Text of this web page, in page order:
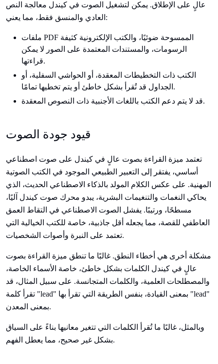
عالٍ على الإطلاق. يمكن لتشغيل الصوت في كيندل معالجة النص
العادي والمنسق فقط، مما يعني:
ملفات PDF الممسوحة ضوئيًا، والكتب الإلكترونية كثيفة
الرسومات، والمستندات المعتمدة على الصور لا يمكن
قراءتها.
الكتب ذات التخطيطات المعقدة، أو الحواشي السفلية، أو
الجداول قد تُقرأ بشكل خاطئ أو يتم تخطيها تمامًا.
قد لا يتم دعم الكتب باللغات الأجنبية ذات النصوص المعقدة.
قيود جودة الصوت
تعتمد ميزة القراءة بصوت عالٍ في كيندل على صوت اصطناعي
أساسي، يفتقر إلى التعبير الطبيعي الموجود في الكتب الصوتية
المهنية. على عكس الكلام المولد بالذكاء الاصطناعي الحديث، الذي
يحاكي النغمات والتنغيمات البشرية، يبدو محرك صوت كيندل آليًا،
مسطحًا، ورتيبًا. يفشل الصوت الاصطناعي في التقاط العمق
العاطفي للقصة، مما يجعله أقل جاذبية، خاصة للكتب الخيالية التي
تعتمد على النبرة وأصوات الشخصيات.
مشكلة أخرى هي أخطاء النطق. غالبًا ما تنطق ميزة القراءة بصوت
عالٍ في كيندل الكلمات بشكل خاطئ، خاصة الأسماء الخاصة،
والمصطلحات العلمية، والكلمات المتجانسة. على سبيل المثال، قد
تقرأ كلمة "lead" بمعنى القيادة، بنفس الطريقة التي تقرأ بها "lead"
بمعنى المعدن.
وبالمثل، غالبًا ما تُقرأ الكلمات التي تتغير معانيها بناءً على السياق
بشكل غير صحيح، مما يعطل الفهم.